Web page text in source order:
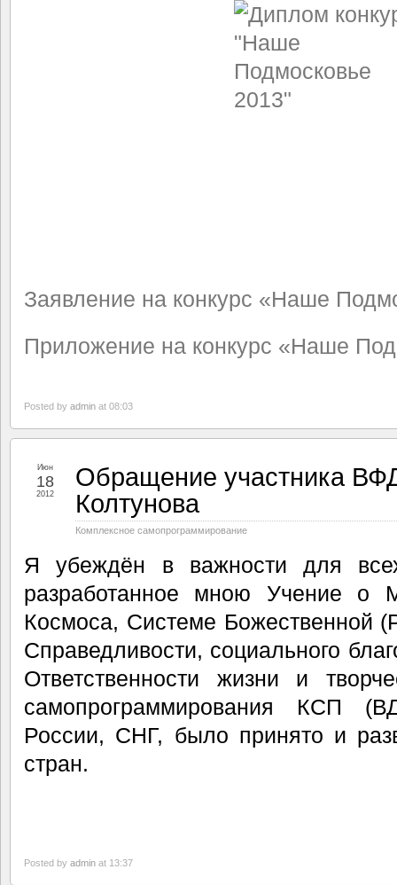
Заявление на конкурс «Наше
Приложение на конкурс «Наше
Posted by admin at 08:03
Обращение участника
Колтунова
Комплексное самопрограммирование
Июн
18
2012
Я убеждён в важности для
разработанное мною Учение о
Космоса, Системе Божественной
Справедливости, социального
Ответственности жизни и
самопрограммирования КСП
России, СНГ, было принято и
стран.
Posted by admin at 13:37